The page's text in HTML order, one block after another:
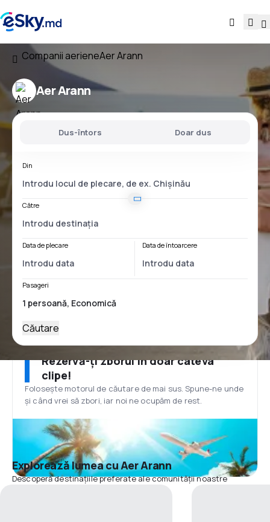
Companii aerieneAer Arann
Aer Arann
Dus-întors Doar dus
Din
Către
Data de plecare Data de întoarcere
Pasageri
Căutare
Rezervă-ți zborul în doar câteva
clipe!
Folosește motorul de căutare de mai sus. Spune-ne unde
și când vrei să zbori, iar noi ne ocupăm de rest.
Explorează lumea cu Aer Arann
Descoperă destinațiile preferate ale comunității noastre